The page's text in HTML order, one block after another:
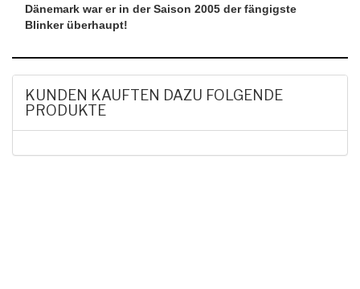
Dänemark war er in der Saison 2005 der fängigste
Blinker überhaupt!
KUNDEN KAUFTEN DAZU FOLGENDE
PRODUKTE